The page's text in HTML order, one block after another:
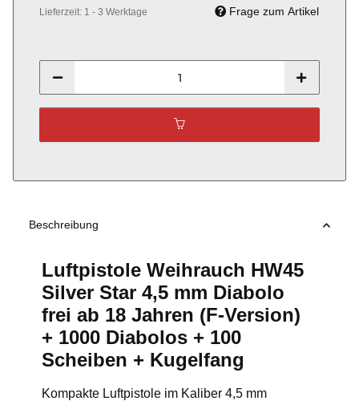
Lieferzeit: 1 - 3 Werktage Frage zum Artikel
Beschreibung
Luftpistole Weihrauch HW45
Silver Star 4,5 mm Diabolo
frei ab 18 Jahren (F-Version)
+ 1000 Diabolos + 100
Scheiben + Kugelfang
Kompakte Luftpistole im Kaliber 4,5 mm